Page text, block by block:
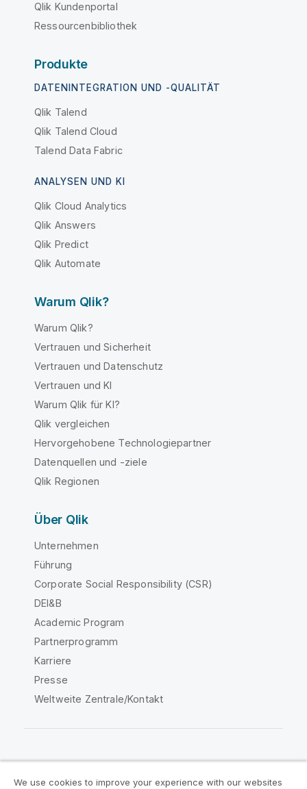
Qlik Kundenportal
Ressourcenbibliothek
Produkte
DATENINTEGRATION UND -QUALITÄT
Qlik Talend
Qlik Talend Cloud
Talend Data Fabric
ANALYSEN UND KI
Qlik Cloud Analytics
Qlik Answers
Qlik Predict
Qlik Automate
Warum Qlik?
Warum Qlik?
Vertrauen und Sicherheit
Vertrauen und Datenschutz
Vertrauen und KI
Warum Qlik für KI?
Qlik vergleichen
Hervorgehobene Technologiepartner
Datenquellen und -ziele
Qlik Regionen
Über Qlik
Unternehmen
Führung
Corporate Social Responsibility (CSR)
DEI&B
Academic Program
Partnerprogramm
Karriere
Presse
Weltweite Zentrale/Kontakt
We use cookies to improve your experience with our websites